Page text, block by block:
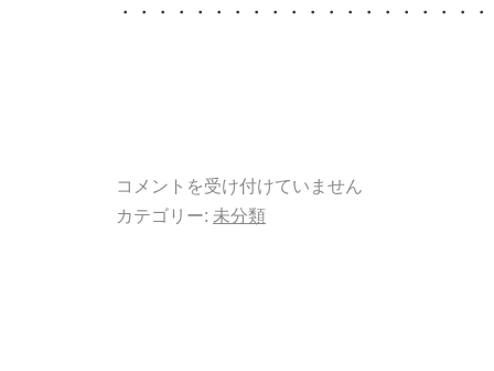
・・・・・・・・・・・・・・・・・・・
コメントを受け付けていません
カテゴリー: 未分類